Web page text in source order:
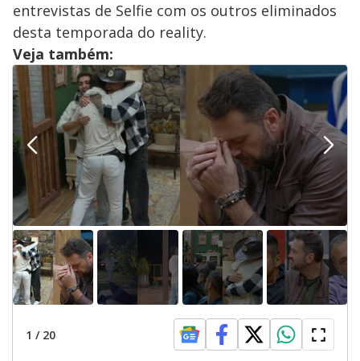
entrevistas de Selfie com os outros eliminados
desta temporada do reality.
Veja também:
1 / 20